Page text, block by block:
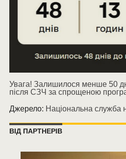
Увага! Залишилося менше 50
після СЗЧ за спрощеною
Джерело: Національна служба
ВІД ПАРТНЕРІВ